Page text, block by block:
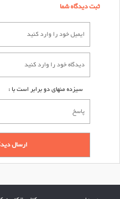
ثبت دیدگاه شما
سیزده منهای دو برابر است با :